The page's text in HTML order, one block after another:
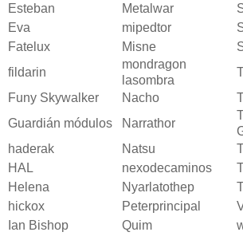
Esteban Metalwar
Eva mipedtor
Fatelux Misne
fildarin
mondragon
lasombra
Funy Skywalker Nacho
Guardián módulos Narrathor
haderak Natsu
HAL nexodecaminos
Helena Nyarlatothep
hickox Peterprincipal
Ian Bishop Quim